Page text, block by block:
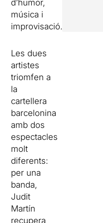
d’humor,
música i
improvisació.
Les dues
artistes
triomfen a
la
cartellera
barcelonina
amb dos
espectacles
molt
diferents:
per una
banda,
Judit
Martín
recupera